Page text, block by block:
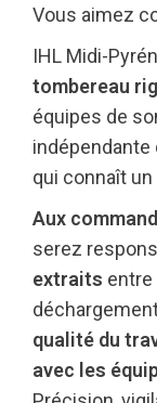
Vous aimez
IHL Midi-
tombereau
équipes de
indépendante
qui connaît
Aux
serez
extraits
qualité du
avec les